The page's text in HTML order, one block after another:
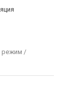
режим /